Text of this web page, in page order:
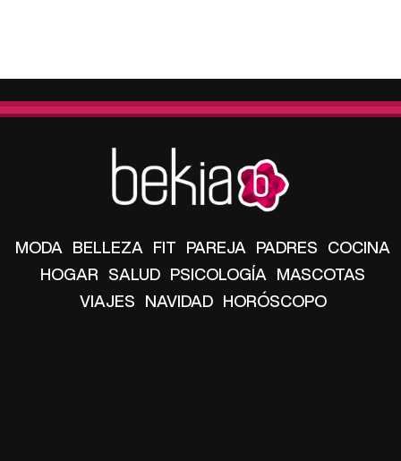
MODA BELLEZA FIT PAREJA PADRES COCINA
HOGAR SALUD PSICOLOGÍA MASCOTAS
VIAJES NAVIDAD HORÓSCOPO